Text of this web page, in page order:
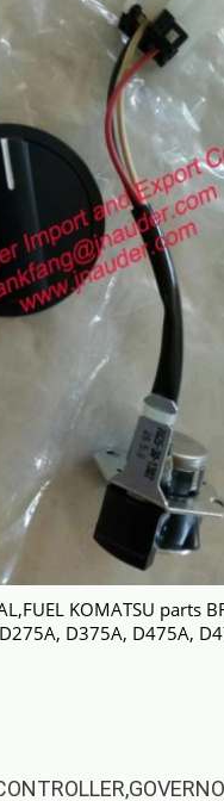
KOMATSU parts
D375A, D475A,